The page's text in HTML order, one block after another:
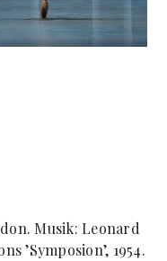
Musik: Leonard
’Symposion’, 1954.